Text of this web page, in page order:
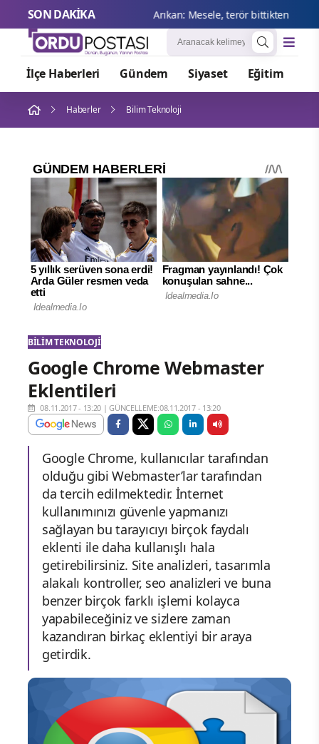
SON DAKİKA
İlçe Haberleri Gündem Siyaset Eğitim
Haberler Bilim Teknoloji
BILIM TEKNOLOJI
Google Chrome Webmaster
Eklentileri
08.11.2017 - 13:20 |GÜNCELLEME:08.11.2017 - 13:20
Google Chrome, kullanıcılar tarafından
olduğu gibi Webmaster’lar tarafından
da tercih edilmektedir. İnternet
kullanımınızı güvenle yapmanızı
sağlayan bu tarayıcıyı birçok faydalı
eklenti ile daha kullanışlı hala
getirebilirsiniz. Site analizleri, tasarımla
alakalı kontroller, seo analizleri ve buna
benzer birçok farklı işlemi kolayca
yapabileceğiniz ve sizlere zaman
kazandıran birkaç eklentiyi bir araya
getirdik.